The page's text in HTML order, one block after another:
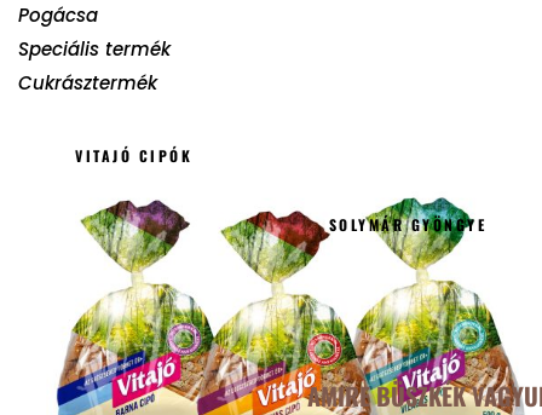
Pogácsa
Speciális termék
Cukrásztermék
VITAJÓ CIPÓK
SOLYMÁR GYÖNGYE
AMIRE BÜSZKÉK